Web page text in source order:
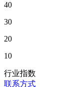
40
30
20
10
行业指数
联系方式